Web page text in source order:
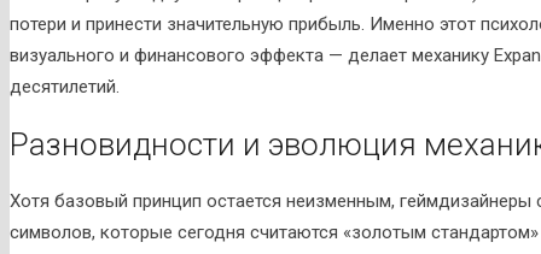
потери и принести значительную прибыль. Именно этот
визуального и финансового эффекта — делает механику
десятилетий.
Разновидности и эволюция
Хотя базовый принцип остается неизменным,
символов, которые сегодня считаются «золотым стандартом»